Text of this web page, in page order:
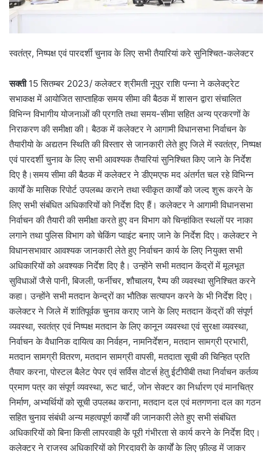
स्वतंत्र, निष्पक्ष एवं पारदर्शी चुनाव के लिए सभी तैयारियां करे सुनिश्चित-कलेक्टर
सक्ती15 सितम्बर 2023/ कलेक्टर श्रीमती नूपुर राशि पन्ना ने कलेक्ट्रेट
सभाकक्ष में आयोजित साप्ताहिक समय सीमा की बैठक में शासन द्वारा संचालित
विभिन्न विभागीय योजनाओं की प्रगति तथा समय-सीमा सहित अन्य प्रकरणों के
निराकरण की समीक्षा की। बैठक में कलेक्टर ने आगामी विधानसभा निर्वाचन के
तैयारीयो के अद्यतन स्थिति की विस्तार से जानकारी लेते हुए जिले में स्वतंत्र, निष्पक्ष
एवं पारदर्शी चुनाव के लिए सभी आवश्यक तैयारियां सुनिश्चित किए जाने के निर्देश
दिए है।समय सीमा की बैठक में कलेक्टर ने डीएमएफ मद अंतर्गत चल रहे विभिन्न
कार्यों के मासिक रिपोर्ट उपलब्ध कराने तथा स्वीकृत कार्यों को जल्द शुरू करने के
लिए सभी संबंधित अधिकारियों को निर्देश दिए हैं। कलेक्टर ने आगामी विधानसभा
निर्वाचन की तैयारी की समीक्षा करते हुए वन विभाग को चिन्हांकित स्थलों पर नाका
लगाने तथा पुलिस विभाग को चेकिंग प्वाइंट बनाए जाने के निर्देश दिए। कलेक्टर ने
विधानसभावार आवश्यक जानकारी लेते हुए निर्वाचन कार्य के लिए नियुक्त सभी
अधिकारियों को अवश्यक निर्देश दिए है। उन्होंने सभी मतदान केंद्रों में मूलभूत
सुविधाओं जैसे पानी, बिजली, फर्नीचर, शौचालय, रैम्प की व्यवस्था सुनिश्चित करने
कहा। उन्होंने सभी मतदान केन्द्रों का भौतिक सत्यापन करने के भी निर्देश दिए।
कलेक्टर ने जिले में शांतिपूर्वक चुनाव कराए जाने के लिए मतदान केंद्रों की संपूर्ण
व्यवस्था, स्वतंत्र एवं निष्पक्ष मतदान के लिए कानून व्यवस्था एवं सुरक्षा व्यवस्था,
निर्वाचन के वैधानिक दायित्व का निर्वहन, नामनिर्देशन, मतदान सामग्री प्रभारी,
मतदान सामग्री वितरण, मतदान सामग्री वापसी, मतदाता सूची की चिन्हित प्रति
तैयार करना, पोस्टल बैलेट पेपर एवं सर्विस वोटर्स हेतु ईटीपीबी तथा निर्वाचन कर्तव्य
प्रमाण पत्र का संपूर्ण व्यवस्था, रूट चार्ट, जोन सेक्टर का निर्धारण एवं मानचित्र
निर्माण, अभ्यर्थियों को सूची उपलब्ध कराना, मतदान दल एवं मतगणना दल का गठन
सहित चुनाव संबंधी अन्य महत्वपूर्ण कार्यों की जानकारी लेते हुए सभी संबंधित
अधिकारियों को बिना किसी लापरवाही के पूरी गंभीरता से कार्य करने के निर्देश दिए।
कलेक्टर ने राजस्व अधिकारियों को गिरदावरी के कार्यों के लिए फ़ील्ड में जाकर